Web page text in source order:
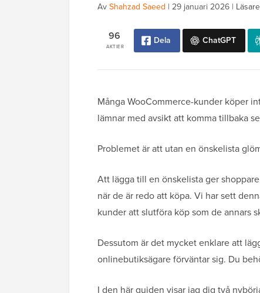
AvShahzad Saeed | 29 januari 2026 |
AKTIER
96 Dela ChatGPT
Många WooCommerce-kunder köper
lämnar med avsikt att komma tillbaka
Problemet är att utan en önskelista
Att lägga till en önskelista ger
när de är redo att köpa. Vi har sett
kunder att slutföra köp som de annars
Dessutom är det mycket enklare att
onlinebutiksägare förväntar sig. Du
I den här guiden visar jag dig två